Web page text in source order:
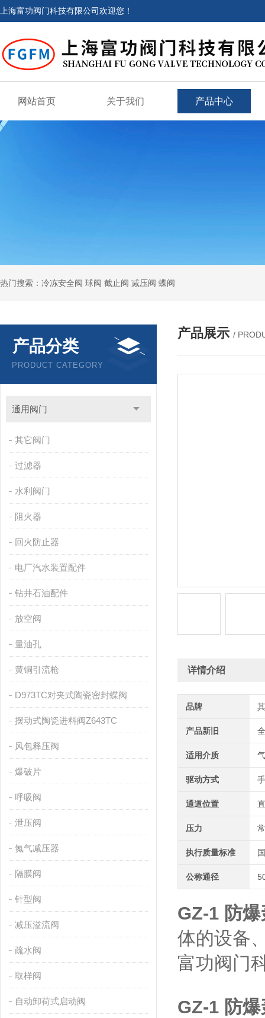
上海富功阀门科技有限公司欢迎您！
网站首页 关于我们 产品中心
热门搜索：冷冻安全阀 球阀 截止阀 减压阀 蝶阀
产品分类
PRODUCT CATEGORY
通用阀门
其它阀门
过滤器
水利阀门
阻火器
回火防止器
电厂汽水装置配件
钻井石油配件
放空阀
量油孔
黄铜引流枪
D973TC对夹式陶瓷密封蝶阀
摆动式陶瓷进料阀Z643TC
风包释压阀
爆破片
呼吸阀
泄压阀
氮气减压器
隔膜阀
针型阀
减压溢流阀
疏水阀
取样阀
自动卸荷式启动阀
产品展示 /
详情介绍
品牌
产品新旧
适用介质
驱动方式
通道位置
压力
执行质量标准
公称通径
GZ-1 防
体的设备
富功阀门
GZ-1 防